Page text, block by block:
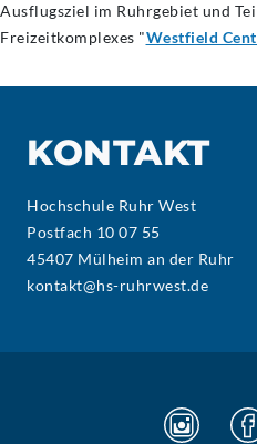
Ausflugsziel im Ruhrgebiet und
Freizeitkomplexes "Westfield
KONTAKT
Hochschule Ruhr West
Postfach 10 07 55
45407 Mülheim an der Ruhr
kontakt@hs-ruhrwest.de